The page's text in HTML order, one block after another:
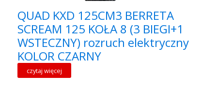
QUAD KXD 125CM3 BERRETA
SCREAM 125 KOŁA 8 (3 BIEGI+1
WSTECZNY) rozruch elektryczny
KOLOR CZARNY
czytaj więcej